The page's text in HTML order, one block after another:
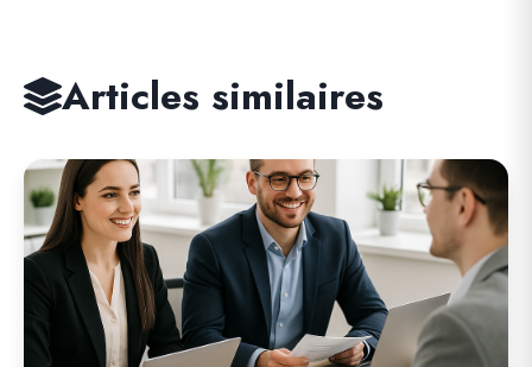
Articles similaires